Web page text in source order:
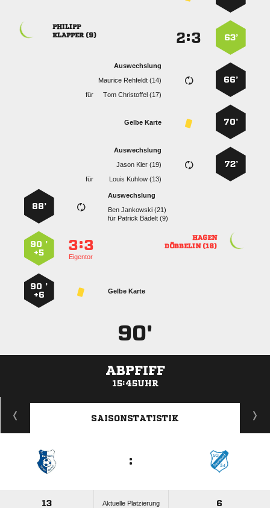
63’
:

 
66’
Auswechslung
  
für
  
70’
Gelbe Karte
72’
Auswechslung
  
für
  
Auswechslung
  
für   
88’

 
:
Eigentor
90 ’
+5
Gelbe Karte
90 ’
+6
90'
ABPFIFF
15:45UHR
ANZEIGE
SAISONSTATISTIK
:
13 Aktuelle Platzierung 6